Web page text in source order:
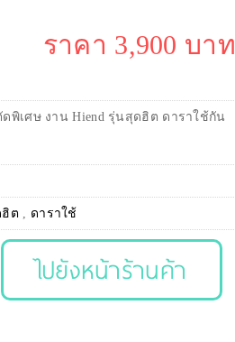
ราคา 3,900 บาท
ดพิเศษ งาน Hiend รุ่นสุดฮิต ดาราใช้กัน
ต , ดาราใช้
ไปยังหน้าร้านค้า